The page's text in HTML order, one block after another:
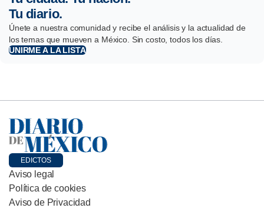
Tu diario.
Únete a nuestra comunidad y recibe el análisis y la actualidad de
los temas que mueven a México. Sin costo, todos los días.
UNIRME A LA LISTA
EDICTOS
Aviso legal
Política de cookies
Aviso de Privacidad